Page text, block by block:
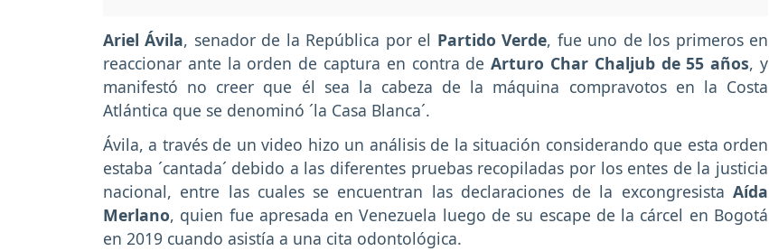
Ariel Ávila, senador de la República por el Partido Verde, fue uno de los primeros en
reaccionar ante la orden de captura en contra deArturo Char Chaljub de 55 años, y
manifestó no creer que él sea la cabeza de la máquina compravotos en la Costa
Atlántica que se denominó ´la Casa Blanca´.
Ávila, a través de un video hizo un análisis de la situación considerando que esta orden
estaba ´cantada´ debido a las diferentes pruebas recopiladas por los entes de la justicia
nacional, entre las cuales se encuentran las declaraciones de la excongresista Aída
Merlano, quien fue apresada en Venezuela luego de su escape de la cárcel en Bogotá
en 2019 cuando asistía a una cita odontológica.